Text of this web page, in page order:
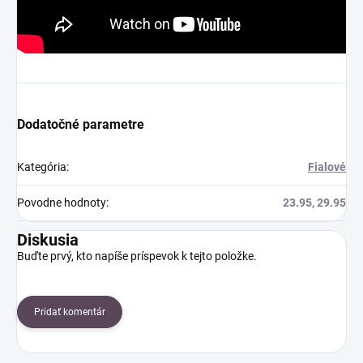
Dodatočné parametre
Kategória: Fialové
Povodne hodnoty: 23.95, 29.95
Diskusia
Buďte prvý, kto napíše príspevok k tejto položke.
Pridať komentár